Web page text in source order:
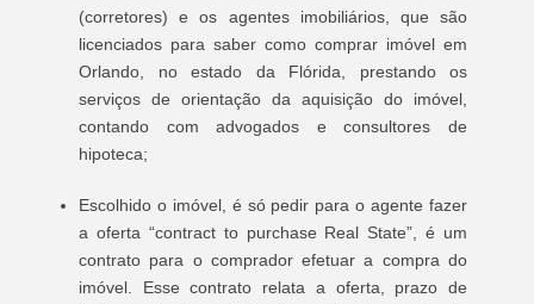
(corretores) e os agentes imobiliários, que são
licenciados para saber como comprar imóvel em
Orlando, no estado da Flórida, prestando os
serviços de orientação da aquisição do imóvel,
contando com advogados e consultores de
hipoteca;
Escolhido o imóvel, é só pedir para o agente fazer
a oferta “contract to purchase Real State”, é um
contrato para o comprador efetuar a compra do
imóvel. Esse contrato relata a oferta, prazo de